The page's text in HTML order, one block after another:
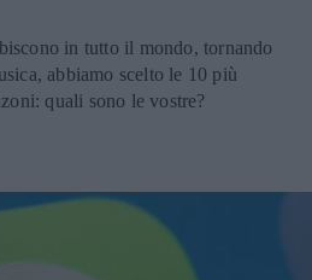
in tutto il mondo, tornando
abbiamo scelto le 10 più
quali sono le vostre?